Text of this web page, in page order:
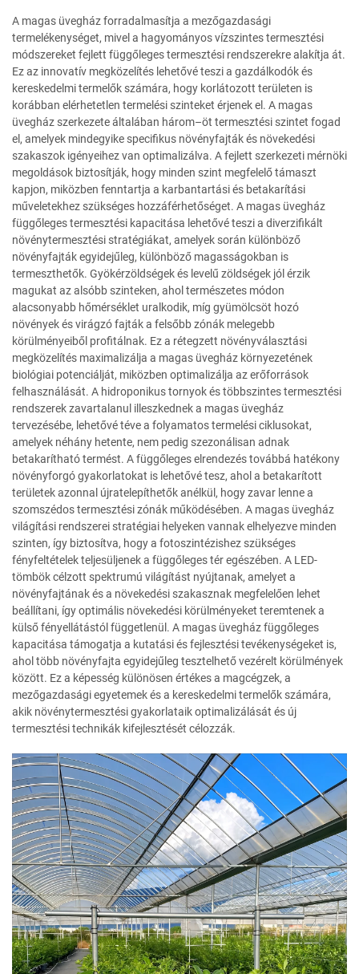
A magas üvegház forradalmasítja a mezőgazdasági
termelékenységet, mivel a hagyományos vízszintes termesztési
módszereket fejlett függőleges termesztési rendszerekre alakítja át.
Ez az innovatív megközelítés lehetővé teszi a gazdálkodók és
kereskedelmi termelők számára, hogy korlátozott területen is
korábban elérhetetlen termelési szinteket érjenek el. A magas
üvegház szerkezete általában három–öt termesztési szintet fogad
el, amelyek mindegyike specifikus növényfajták és növekedési
szakaszok igényeihez van optimalizálva. A fejlett szerkezeti mérnöki
megoldások biztosítják, hogy minden szint megfelelő támaszt
kapjon, miközben fenntartja a karbantartási és betakarítási
műveletekhez szükséges hozzáférhetőséget. A magas üvegház
függőleges termesztési kapacitása lehetővé teszi a diverzifikált
növénytermesztési stratégiákat, amelyek során különböző
növényfajták egyidejűleg, különböző magasságokban is
termeszthetők. Gyökérzöldségek és levelű zöldségek jól érzik
magukat az alsóbb szinteken, ahol természetes módon
alacsonyabb hőmérséklet uralkodik, míg gyümölcsöt hozó
növények és virágzó fajták a felsőbb zónák melegebb
körülményeiből profitálnak. Ez a rétegzett növényválasztási
megközelítés maximalizálja a magas üvegház környezetének
biológiai potenciálját, miközben optimalizálja az erőforrások
felhasználását. A hidroponikus tornyok és többszintes termesztési
rendszerek zavartalanul illeszkednek a magas üvegház
tervezésébe, lehetővé téve a folyamatos termelési ciklusokat,
amelyek néhány hetente, nem pedig szezonálisan adnak
betakarítható termést. A függőleges elrendezés továbbá hatékony
növényforgó gyakorlatokat is lehetővé tesz, ahol a betakarított
területek azonnal újratelepíthetők anélkül, hogy zavar lenne a
szomszédos termesztési zónák működésében. A magas üvegház
világítási rendszerei stratégiai helyeken vannak elhelyezve minden
szinten, így biztosítva, hogy a fotoszintézishez szükséges
fényfeltételek teljesüljenek a függőleges tér egészében. A LED-
tömbök célzott spektrumú világítást nyújtanak, amelyet a
növényfajtának és a növekedési szakasznak megfelelően lehet
beállítani, így optimális növekedési körülményeket teremtenek a
külső fényellátástól függetlenül. A magas üvegház függőleges
kapacitása támogatja a kutatási és fejlesztési tevékenységeket is,
ahol több növényfajta egyidejűleg tesztelhető vezérelt körülmények
között. Ez a képesség különösen értékes a magcégzek, a
mezőgazdasági egyetemek és a kereskedelmi termelők számára,
akik növénytermesztési gyakorlataik optimalizálását és új
termesztési technikák kifejlesztését célozzák.